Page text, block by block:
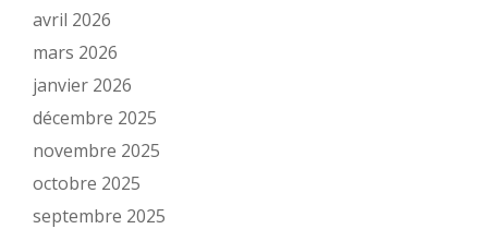
avril 2026
mars 2026
janvier 2026
décembre 2025
novembre 2025
octobre 2025
septembre 2025